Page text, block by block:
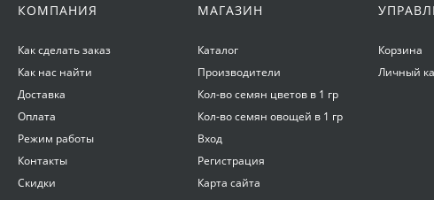
КОМПАНИЯ
Как сделать заказ
Как нас найти
Доставка
Оплата
Режим работы
Контакты
Скидки
МАГАЗИН
Каталог
Производители
Кол-во семян цветов в 1 гр
Кол-во семян овощей в 1 гр
Вход
Регистрация
Карта сайта
Корзина
Личный